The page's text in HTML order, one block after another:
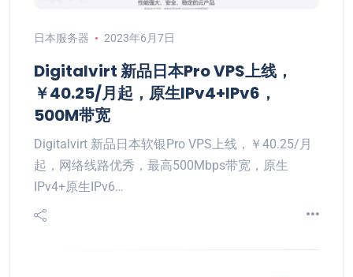
日本服务器 2023年6月7日
Digitalvirt 新品日本Pro VPS上线，
￥40.25/月起，原生IPv4+IPv6，
500M带宽
Digitalvirt 新品日本软银Pro VPS上线，￥40.25/月
起，网络线路优秀，最高500Mbps带宽，原生
IPv4+原生IPv6…